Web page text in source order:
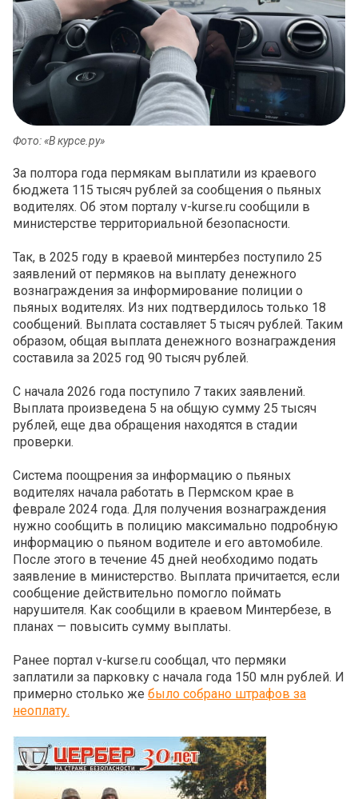
Фото: «В курсе.ру»
За полтора года пермякам выплатили из краевого
бюджета 115 тысяч рублей за сообщения о пьяных
водителях. Об этом порталу v-kurse.ru сообщили в
министерстве территориальной безопасности.
Так, в 2025 году в краевой минтербез поступило 25
заявлений от пермяков на выплату денежного
вознаграждения за информирование полиции о
пьяных водителях. Из них подтвердилось только 18
сообщений. Выплата составляет 5 тысяч рублей. Таким
образом, общая выплата денежного вознаграждения
составила за 2025 год 90 тысяч рублей.
С начала 2026 года поступило 7 таких заявлений.
Выплата произведена 5 на общую сумму 25 тысяч
рублей, еще два обращения находятся в стадии
проверки.
Система поощрения за информацию о пьяных
водителях начала работать в Пермском крае в
феврале 2024 года. Для получения вознаграждения
нужно сообщить в полицию максимально подробную
информацию о пьяном водителе и его автомобиле.
После этого в течение 45 дней необходимо подать
заявление в министерство. Выплата причитается, если
сообщение действительно помогло поймать
нарушителя. Как сообщили в краевом Минтербезе, в
планах — повысить сумму выплаты.
Ранее портал v-kurse.ru сообщал, что пермяки
заплатили за парковку с начала года 150 млн рублей. И
примерно столько же было собрано штрафов за
неоплату.